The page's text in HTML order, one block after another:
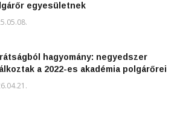
egyesületnek
hagyomány: negyedszer
a 2022-es akadémia polgárőrei